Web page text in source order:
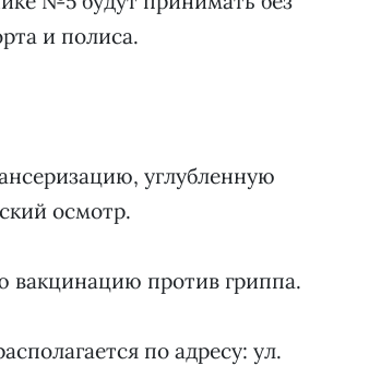
и полиса.
углубленную
осмотр.
вакцинацию против гриппа.
по адресу: ул.